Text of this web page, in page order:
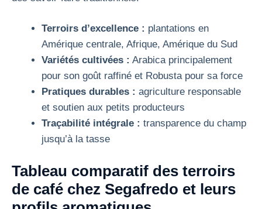
Terroirs d’excellence : plantations en
Amérique centrale, Afrique, Amérique du Sud
Variétés cultivées : Arabica principalement
pour son goût raffiné et Robusta pour sa force
Pratiques durables : agriculture responsable
et soutien aux petits producteurs
Traçabilité intégrale : transparence du champ
jusqu’à la tasse
Tableau comparatif des terroirs
de café chez Segafredo et leurs